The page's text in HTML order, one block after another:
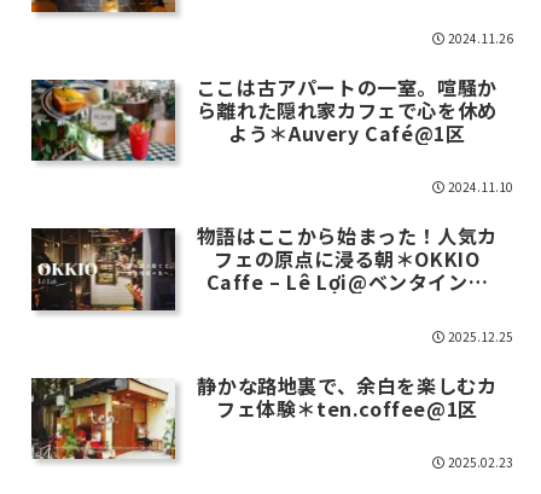
2024.11.26
ここは古アパートの一室。喧騒か
ら離れた隠れ家カフェで心を休め
よう＊Auvery Café@1区
2024.11.10
物語はここから始まった！人気カ
フェの原点に浸る朝＊OKKIO
Caffe – Lê Lợi@ベンタイン街
2025.12.25
静かな路地裏で、余白を楽しむカ
フェ体験＊ten.coffee@1区
2025.02.23